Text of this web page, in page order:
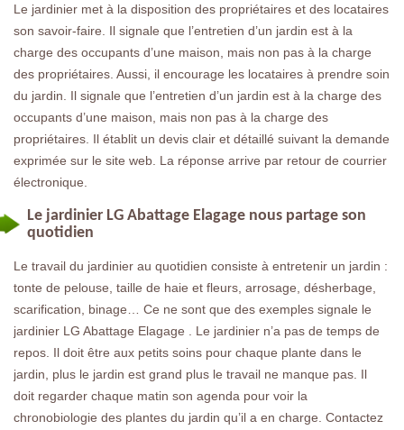
Le jardinier met à la disposition des propriétaires et des locataires
son savoir-faire. Il signale que l’entretien d’un jardin est à la
charge des occupants d’une maison, mais non pas à la charge
des propriétaires. Aussi, il encourage les locataires à prendre soin
du jardin. Il signale que l’entretien d’un jardin est à la charge des
occupants d’une maison, mais non pas à la charge des
propriétaires. Il établit un devis clair et détaillé suivant la demande
exprimée sur le site web. La réponse arrive par retour de courrier
électronique.
Le jardinier LG Abattage Elagage nous partage son
quotidien
Le travail du jardinier au quotidien consiste à entretenir un jardin :
tonte de pelouse, taille de haie et fleurs, arrosage, désherbage,
scarification, binage… Ce ne sont que des exemples signale le
jardinier LG Abattage Elagage . Le jardinier n’a pas de temps de
repos. Il doit être aux petits soins pour chaque plante dans le
jardin, plus le jardin est grand plus le travail ne manque pas. Il
doit regarder chaque matin son agenda pour voir la
chronobiologie des plantes du jardin qu’il a en charge. Contactez